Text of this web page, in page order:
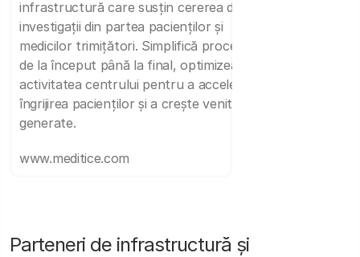
infrastructură care susțin cererea de
investigații din partea pacienților și
medicilor trimițători. Simplifică procesele
de la început până la final, optimizează
activitatea centrului pentru a accelera
îngrijirea pacienților și a crește veniturile
generate.
www.meditice.com
Parteneri de infrastructură și